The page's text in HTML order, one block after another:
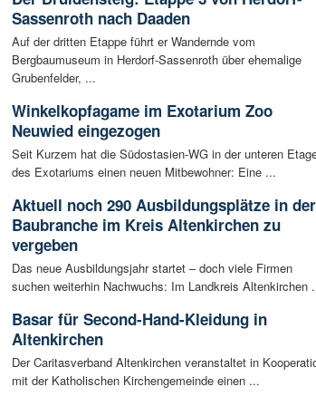
Sassenroth nach Daaden
Auf der dritten Etappe führt er Wandernde vom
Bergbaumuseum in Herdorf-Sassenroth über ehemalige
Grubenfelder, ...
Winkelkopfagame im Exotarium Zoo
Neuwied eingezogen
Seit Kurzem hat die Südostasien-WG in der unteren
des Exotariums einen neuen Mitbewohner: Eine ...
Aktuell noch 290 Ausbildungsplätze in der
Baubranche im Kreis Altenkirchen zu
vergeben
Das neue Ausbildungsjahr startet – doch viele Firmen
suchen weiterhin Nachwuchs: Im Landkreis Altenkirchen
Basar für Second-Hand-Kleidung in
Altenkirchen
Der Caritasverband Altenkirchen veranstaltet in
mit der Katholischen Kirchengemeinde einen ...